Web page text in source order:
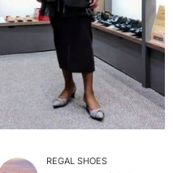
REGAL SHOES